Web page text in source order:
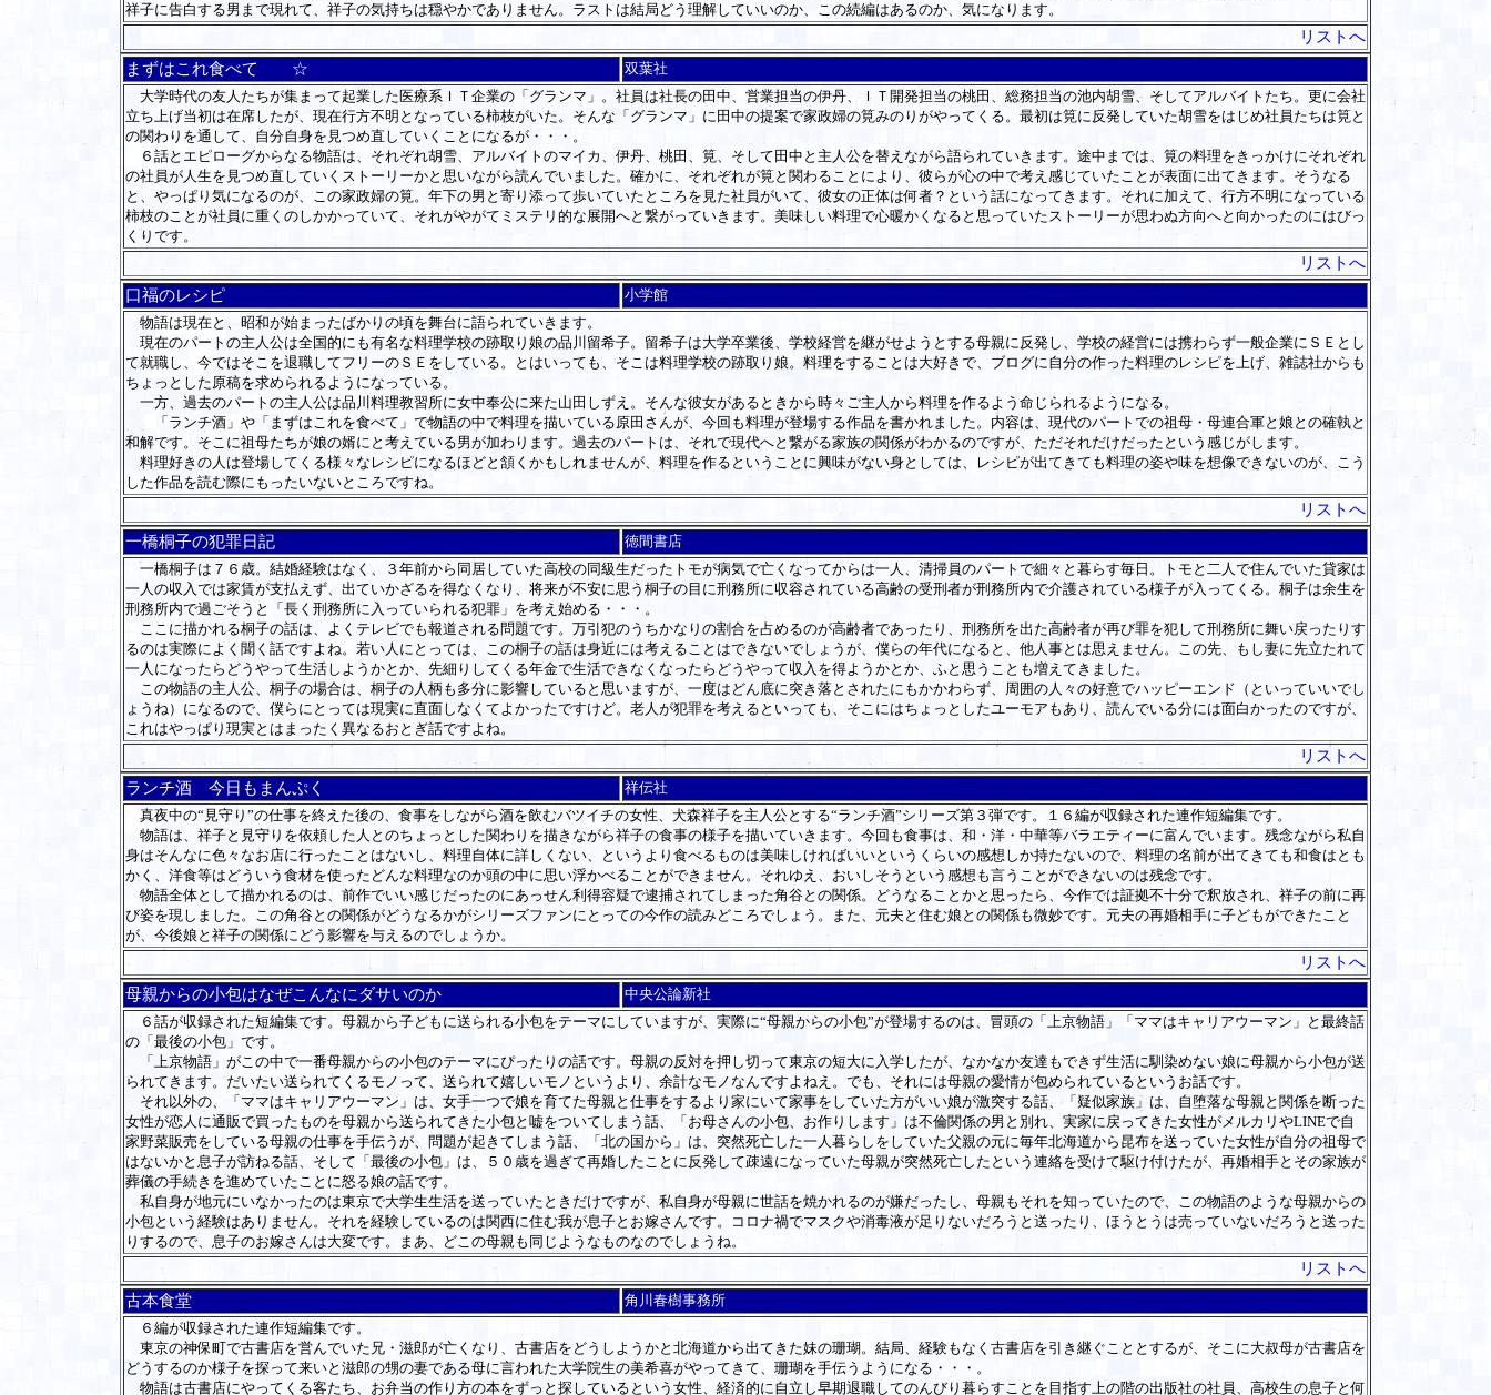
祥子に告白する男まで現れて、祥子の気持ちは穏やかでありません。ラストは結局どう理解していいのか、この続編はあるのか、気になります。
リストへ
まずはこれ食べて ☆
双葉社
大学時代の友人たちが集まって起業した医療系ＩＴ企業の「グランマ」。社員は社長の田中、営業担当の伊丹、ＩＴ開発担当の桃田、総務担当の池内胡雪、そしてアルバイトたち。更に会社
立ち上げ当初は在席したが、現在行方不明となっている柿枝がいた。そんな「グランマ」に田中の提案で家政婦の筧みのりがやってくる。最初は筧に反発していた胡雪をはじめ社員たちは筧と
の関わりを通して、自分自身を見つめ直していくことになるが・・・。
６話とエピローグからなる物語は、それぞれ胡雪、アルバイトのマイカ、伊丹、桃田、筧、そして田中と主人公を替えながら語られていきます。途中までは、筧の料理をきっかけにそれぞれ
の社員が人生を見つめ直していくストーリーかと思いながら読んでいました。確かに、それぞれが筧と関わることにより、彼らが心の中で考え感じていたことが表面に出てきます。そうなる
と、やっぱり気になるのが、この家政婦の筧。年下の男と寄り添って歩いていたところを見た社員がいて、彼女の正体は何者？という話になってきます。それに加えて、行方不明になっている
柿枝のことが社員に重くのしかかっていて、それがやがてミステリ的な展開へと繋がっていきます。美味しい料理で心暖かくなると思っていたストーリーが思わぬ方向へと向かったのにはびっ
くりです。
リストへ
口福のレシピ
小学館
物語は現在と、昭和が始まったばかりの頃を舞台に語られていきます。
現在のパートの主人公は全国的にも有名な料理学校の跡取り娘の品川留希子。留希子は大学卒業後、学校経営を継がせようとする母親に反発し、学校の経営には携わらず一般企業にＳＥとし
て就職し、今ではそこを退職してフリーのＳＥをしている。とはいっても、そこは料理学校の跡取り娘。料理をすることは大好きで、ブログに自分の作った料理のレシピを上げ、雑誌社からも
ちょっとした原稿を求められるようになっている。
一方、過去のパートの主人公は品川料理教習所に女中奉公に来た山田しずえ。そんな彼女があるときから時々ご主人から料理を作るよう命じられるようになる。
「ランチ酒」や「まずはこれを食べて」で物語の中で料理を描いている原田さんが、今回も料理が登場する作品を書かれました。内容は、現代のパートでの祖母・母連合軍と娘との確執と
和解です。そこに祖母たちが娘の婿にと考えている男が加わります。過去のパートは、それで現代へと繋がる家族の関係がわかるのですが、ただそれだけだったという感じがします。
料理好きの人は登場してくる様々なレシピになるほどと頷くかもしれませんが、料理を作るということに興味がない身としては、レシピが出てきても料理の姿や味を想像できないのが、こう
した作品を読む際にもったいないところですね。
リストへ
一橋桐子の犯罪日記
徳間書店
一橋桐子は７６歳。結婚経験はなく、３年前から同居していた高校の同級生だったトモが病気で亡くなってからは一人、清掃員のパートで細々と暮らす毎日。トモと二人で住んでいた貸家は
一人の収入では家賃が支払えず、出ていかざるを得なくなり、将来が不安に思う桐子の目に刑務所に収容されている高齢の受刑者が刑務所内で介護されている様子が入ってくる。桐子は余生を
刑務所内で過ごそうと「長く刑務所に入っていられる犯罪」を考え始める・・・。
ここに描かれる桐子の話は、よくテレビでも報道される問題です。万引犯のうちかなりの割合を占めるのが高齢者であったり、刑務所を出た高齢者が再び罪を犯して刑務所に舞い戻ったりす
るのは実際によく聞く話ですよね。若い人にとっては、この桐子の話は身近には考えることはできないでしょうが、僕らの年代になると、他人事とは思えません。この先、もし妻に先立たれて
一人になったらどうやって生活しようかとか、先細りしてくる年金で生活できなくなったらどうやって収入を得ようかとか、ふと思うことも増えてきました。
この物語の主人公、桐子の場合は、桐子の人柄も多分に影響していると思いますが、一度はどん底に突き落とされたにもかかわらず、周囲の人々の好意でハッピーエンド（といっていいでし
ょうね）になるので、僕らにとっては現実に直面しなくてよかったですけど。老人が犯罪を考えるといっても、そこにはちょっとしたユーモアもあり、読んでいる分には面白かったのですが、
これはやっぱり現実とはまったく異なるおとぎ話ですよね。
リストへ
ランチ酒 今日もまんぷく
祥伝社
真夜中の“見守り”の仕事を終えた後の、食事をしながら酒を飲むバツイチの女性、犬森祥子を主人公とする“ランチ酒”シリーズ第３弾です。１６編が収録された連作短編集です。
物語は、祥子と見守りを依頼した人とのちょっとした関わりを描きながら祥子の食事の様子を描いていきます。今回も食事は、和・洋・中華等バラエティーに富んでいます。残念ながら私自
身はそんなに色々なお店に行ったことはないし、料理自体に詳しくない、というより食べるものは美味しければいいというくらいの感想しか持たないので、料理の名前が出てきても和食はとも
かく、洋食等はどういう食材を使ったどんな料理なのか頭の中に思い浮かべることができません。それゆえ、おいしそうという感想も言うことができないのは残念です。
物語全体として描かれるのは、前作でいい感じだったのにあっせん利得容疑で逮捕されてしまった角谷との関係。どうなることかと思ったら、今作では証拠不十分で釈放され、祥子の前に再
び姿を現しました。この角谷との関係がどうなるかがシリーズファンにとっての今作の読みどころでしょう。また、元夫と住む娘との関係も微妙です。元夫の再婚相手に子どもができたこと
が、今後娘と祥子の関係にどう影響を与えるのでしょうか。
リストへ
母親からの小包はなぜこんなにダサいのか
中央公論新社
６話が収録された短編集です。母親から子どもに送られる小包をテーマにしていますが、実際に“母親からの小包”が登場するのは、冒頭の「上京物語」「ママはキャリアウーマン」と最終話
の「最後の小包」です。
「上京物語」がこの中で一番母親からの小包のテーマにぴったりの話です。母親の反対を押し切って東京の短大に入学したが、なかなか友達もできず生活に馴染めない娘に母親から小包が送
られてきます。だいたい送られてくるモノって、送られて嬉しいモノというより、余計なモノなんですよねえ。でも、それには母親の愛情が包められているというお話です。
それ以外の、「ママはキャリアウーマン」は、女手一つで娘を育てた母親と仕事をするより家にいて家事をしていた方がいい娘が激突する話、「疑似家族」は、自堕落な母親と関係を断った
女性が恋人に通販で買ったものを母親から送られてきた小包と嘘をついてしまう話、「お母さんの小包、お作りします」は不倫関係の男と別れ、実家に戻ってきた女性がメルカリやLINEで自
家野菜販売をしている母親の仕事を手伝うが、問題が起きてしまう話、「北の国から」は、突然死亡した一人暮らしをしていた父親の元に毎年北海道から昆布を送っていた女性が自分の祖母で
はないかと息子が訪ねる話、そして「最後の小包」は、５０歳を過ぎて再婚したことに反発して疎遠になっていた母親が突然死亡したという連絡を受けて駆け付けたが、再婚相手とその家族が
葬儀の手続きを進めていたことに怒る娘の話です。
私自身が地元にいなかったのは東京で大学生生活を送っていたときだけですが、私自身が母親に世話を焼かれるのが嫌だったし、母親もそれを知っていたので、この物語のような母親からの
小包という経験はありません。それを経験しているのは関西に住む我が息子とお嫁さんです。コロナ禍でマスクや消毒液が足りないだろうと送ったり、ほうとうは売っていないだろうと送った
りするので、息子のお嫁さんは大変です。まあ、どこの母親も同じようなものなのでしょうね。
リストへ
古本食堂
角川春樹事務所
６編が収録された連作短編集です。
東京の神保町で古書店を営んでいた兄・滋郎が亡くなり、古書店をどうしようかと北海道から出てきた妹の珊瑚。結局、経験もなく古書店を引き継ぐこととするが、そこに大叔母が古書店を
どうするのか様子を探って来いと滋郎の甥の妻である母に言われた大学院生の美希喜がやってきて、珊瑚を手伝うようになる・・・。
物語は古書店にやってくる客たち、お弁当の作り方の本をずっと探しているという女性、経済的に自立し早期退職してのんびり暮らすことを目指す上の階の出版社の社員、高校生の息子と何